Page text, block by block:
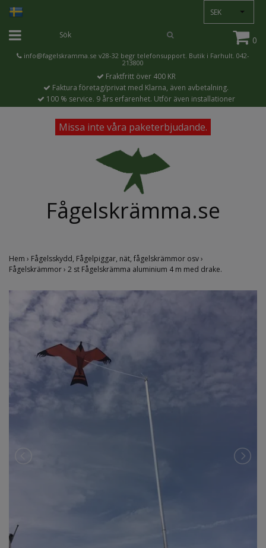
SEK
0
info@fagelskramma.se v28-32 begr telefonsupport. Butik i Farhult. 042-
213800
Fraktfritt över 400 KR
Faktura företag/privat med Klarna, även avbetalning.
100 % service. 9 års erfarenhet. Utför även installationer
Missa inte våra paketerbjudande.
Fågelskrämma.se
Hem › Fågelsskydd, Fågelpiggar, nät, fågelskrämmor osv›
Fågelskrämmor› 2 st Fågelskrämma aluminium 4 m med drake.